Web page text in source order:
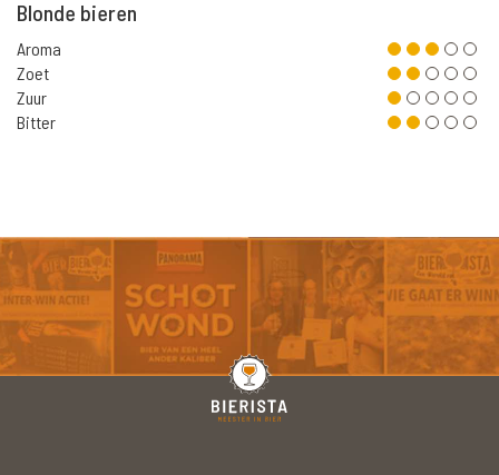
Blonde bieren
Aroma
Zoet
Zuur
Bitter